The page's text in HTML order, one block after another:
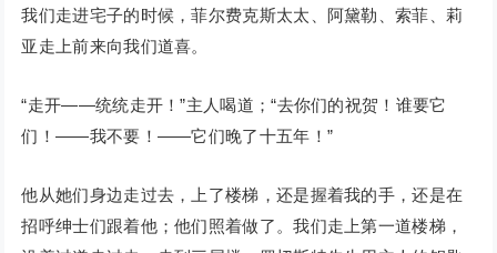
我们走进宅子的时候，菲尔费克斯太太、阿黛勒、索菲、莉
亚走上前来向我们道喜。
“走开——统统走开！”主人喝道；“去你们的祝贺！谁要它
们！——我不要！——它们晚了十五年！”
他从她们身边走过去，上了楼梯，还是握着我的手，还是在
招呼绅士们跟着他；他们照着做了。我们走上第一道楼梯，